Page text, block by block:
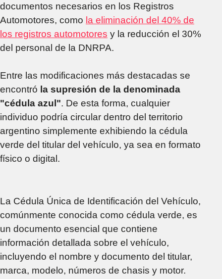
documentos necesarios en los Registros
Automotores, como la eliminación del 40% de
los registros automotores y la reducción el 30%
del personal de la DNRPA.
Entre las modificaciones más destacadas se
encontró la supresión de la denominada
"cédula azul". De esta forma, cualquier
individuo podría circular dentro del territorio
argentino simplemente exhibiendo la cédula
verde del titular del vehículo, ya sea en formato
físico o digital.
La Cédula Única de Identificación del Vehículo,
comúnmente conocida como cédula verde, es
un documento esencial que contiene
información detallada sobre el vehículo,
incluyendo el nombre y documento del titular,
marca, modelo, números de chasis y motor.